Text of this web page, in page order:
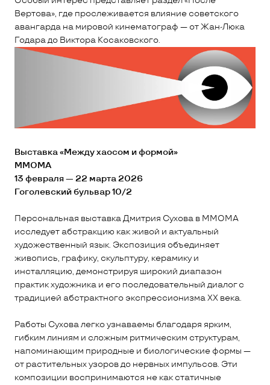
Вертова», где прослеживается влияние советского
авангарда на мировой кинематограф — от Жан-Люка
Годара до Виктора Косаковского.
Выставка «Между хаосом и формой»
ММОМА
13 февраля — 22 марта 2026
Гоголевский бульвар 10/2
Персональная выставка Дмитрия Сухова в ММОМА
исследует абстракцию как живой и актуальный
художественный язык. Экспозиция объединяет
живопись, графику, скульптуру, керамику и
инсталляцию, демонстрируя широкий диапазон
практик художника и его последовательный диалог с
традицией абстрактного экспрессионизма XX века.
Работы Сухова легко узнаваемы благодаря ярким,
гибким линиям и сложным ритмическим структурам,
напоминающим природные и биологические формы —
от растительных узоров до нервных импульсов. Эти
композиции воспринимаются не как статичные